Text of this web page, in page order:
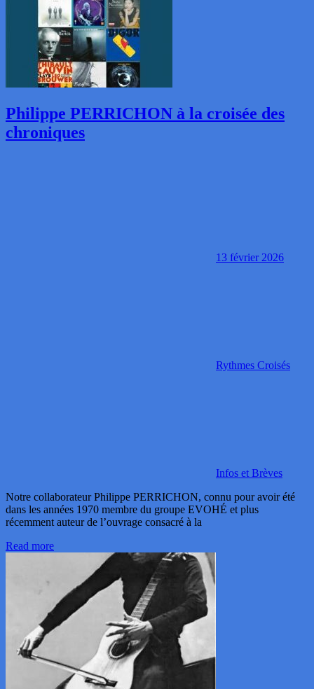
Philippe PERRICHON à la croisée des
chroniques
13 février 2026
Rythmes Croisés
Infos et Brèves
Notre collaborateur Philippe PERRICHON, connu pour avoir été
dans les années 1970 membre du groupe EVOHÉ et plus
récemment auteur de l’ouvrage consacré à la
Read more